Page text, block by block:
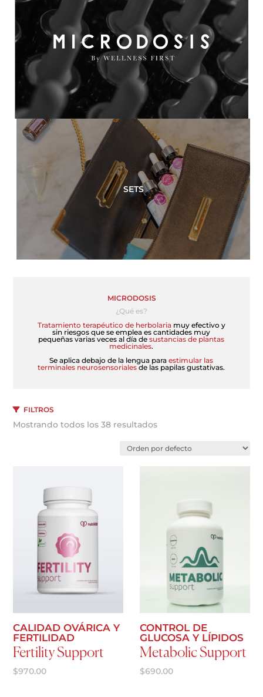
SETS
MICRODOSIS
¿Qué es?
Tratamiento terapéutico de herbolariamuy efectivo y
sin riesgos que se emplea es cantidades muy
pequeñas varias veces al día desustancias de plantas
medicinales.
Se aplica debajo de la lengua paraestimular las
terminales neurosensorialesde las papilas gustativas.
FILTROS
Mostrando todos los 38 resultados
Agregar al carrito
CALIDAD OVÁRICA Y
FERTILIDAD
Fertility Support
$970.00
Agregar al carrito
CONTROL DE
GLUCOSA Y LÍPIDOS
Metabolic Support
$690.00